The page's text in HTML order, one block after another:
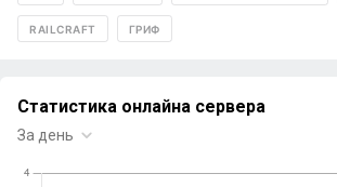
RAILCRAFT ГРИФ